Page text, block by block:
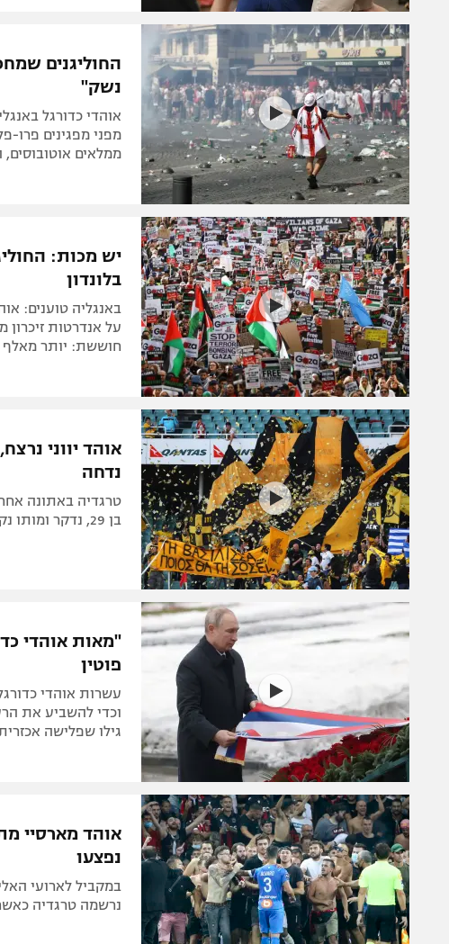
החוליגנים
נשק"
אוהדי כדורגל
מפני מפגינים פרו-
ממלאים
יש מכות:
בלונדון
באנגליה טוענים:
על אנדרטות זיכרון
חוששת: יותר מאלף
אוהד יווני
נדחה
טרגדיה באתונה
בן 29, נדקר ומותו נקבע בבית החולים. 98 נעצרו
"מאות אוהדי
פוטין
עשרות אוהדי
וכדי להשביע את
גילו שפלישה
אוהד מארסיי
נפצעו
במקביל לארועי
נרשמה טרגדיה